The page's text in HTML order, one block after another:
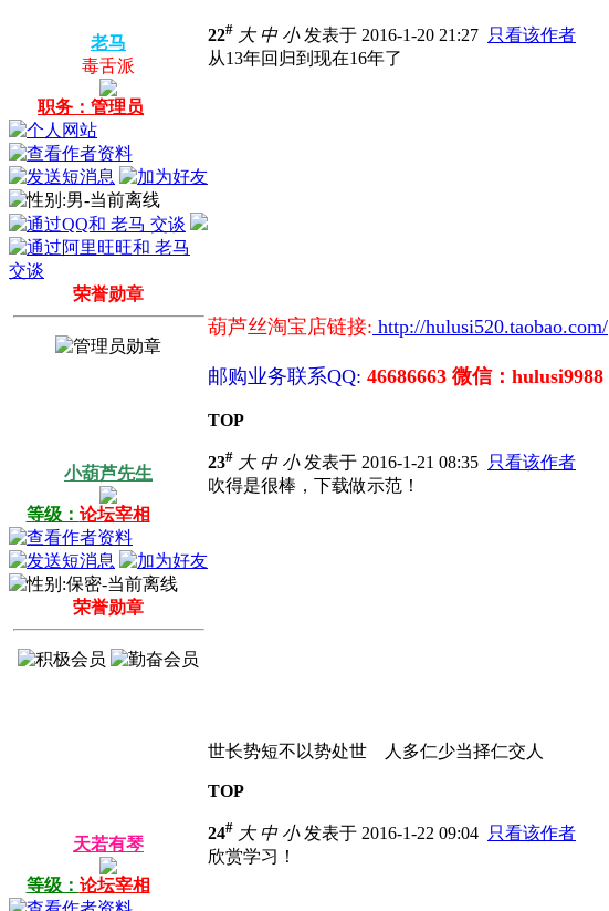
老马
毒舌派
职务：管理员
荣誉勋章
22# 大 中 小发表于 2016-1-20 21:27 只看该作者
从13年回归到现在16年了
葫芦丝淘宝店链接: http://hulusi520.taobao.com/
邮购业务联系QQ: 46686663 微信：hulusi9988
TOP
小葫芦先生
等级： 论坛宰相
荣誉勋章
23# 大 中 小发表于 2016-1-21 08:35 只看该作者
吹得是很棒，下载做示范！
世长势短不以势处世 人多仁少当择仁交人
TOP
天若有琴
等级： 论坛宰相
24# 大 中 小发表于 2016-1-22 09:04 只看该作者
欣赏学习！